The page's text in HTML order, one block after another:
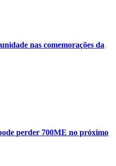
nas comemorações da
perder 700ME no próximo